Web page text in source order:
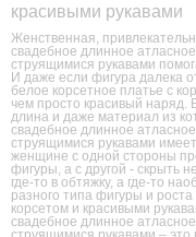
красивыми рукавами
Женственная,
свадебное длинное
струящимися рукавами
И даже если фигура далека
белое корсетное платье с
чем просто красивый наряд.
длина и даже материал из
свадебное длинное
струящимися рукавами
женщине с одной стороны
фигуры, а с другой - скрыть
где-то в обтяжку, а где-то
разного типа фигуры и
корсетом и красивыми
свадебное длинное